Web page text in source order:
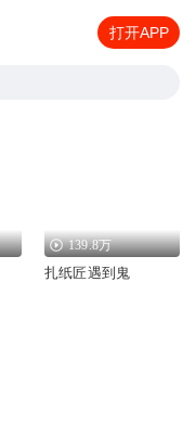
打开APP
139.8万
扎纸匠遇到鬼